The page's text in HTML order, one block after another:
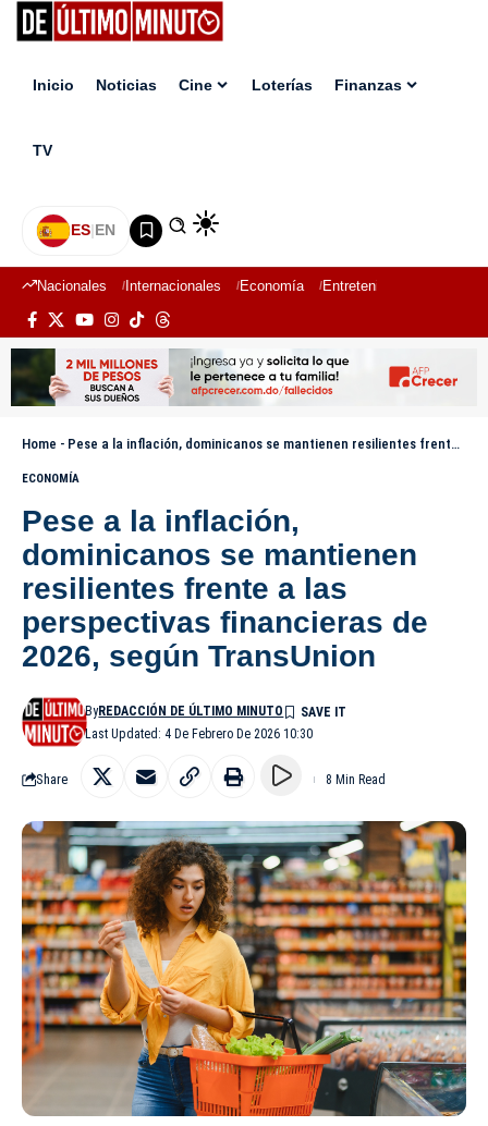
Inicio Noticias Cine Loterías Finanzas
TV
ES|EN
Nacionales Internacionales Economía Entretenimiento
Home - Pese a la inflación, dominicanos se mantienen resilientes frente a las perspectivas financieras de 2026, según TransUnion
ECONOMÍA
Pese a la inflación,
dominicanos se mantienen
resilientes frente a las
perspectivas financieras de
2026, según TransUnion
Last Updated: 4 De Febrero De 2026 10:30
ByREDACCIÓN DE ÚLTIMO MINUTO
Share 8 Min Read